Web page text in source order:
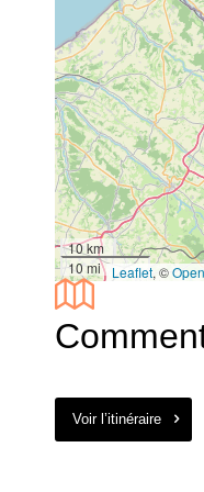
10 km
10 mi
Leaflet, ©
Voir l’itinéraire